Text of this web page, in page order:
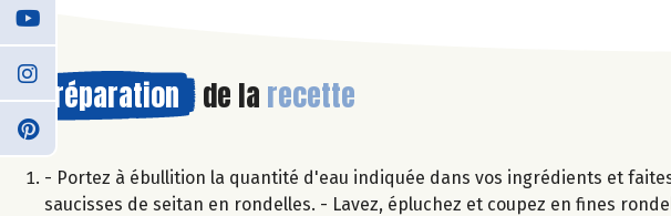
Préparation de la recette
- Portez à ébullition la quantité d'eau indiquée dans vos ingrédients et
saucisses de seitan en rondelles. - Lavez, épluchez et coupez en fines